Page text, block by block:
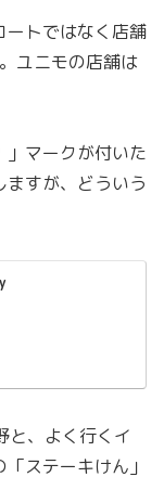
ートではなく店舗
ユニモの店舗は
」マークが付いた
すが、どういう
と、よく行くイ
ステーキけん」